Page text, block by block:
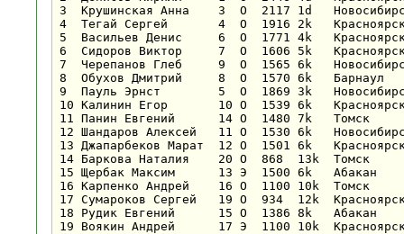
3  Крушинская Анна    3  О  2117 1d
4  Тегай Сергей       4  О  1916 2k
5  Васильев Денис     6  О  1771 4k
6  Сидоров Виктор     7  О  1606 5k
7  Черепанов Глеб     9  О  1565 6k
8  Обухов Дмитрий     8  О  1570 6k
9  Пауль Эрнст        5  О  1869 3k
10 Калинин Егор       10 О  1539 6k
11 Панин Евгений      14 О  1480 7k
12 Шандаров Алексей   11 О  1530 6k
13 Джапарбеков Марат  12 О  1501 6k
14 Баркова Наталия    20 О  868  13k
15 Щербак Максим      13 Э  1500 6k
16 Карпенко Андрей    16 О  1100 10k
17 Сумароков Сергей   19 О  934  12k
18 Рудик Евгений      15 О  1386 8k
19 Воякин Андрей      17 Э  1100 10k